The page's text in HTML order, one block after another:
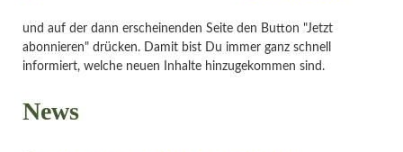
und auf der dann erscheinenden Seite den Button "Jetzt
abonnieren" drücken. Damit bist Du immer ganz schnell
informiert, welche neuen Inhalte hinzugekommen sind.
News